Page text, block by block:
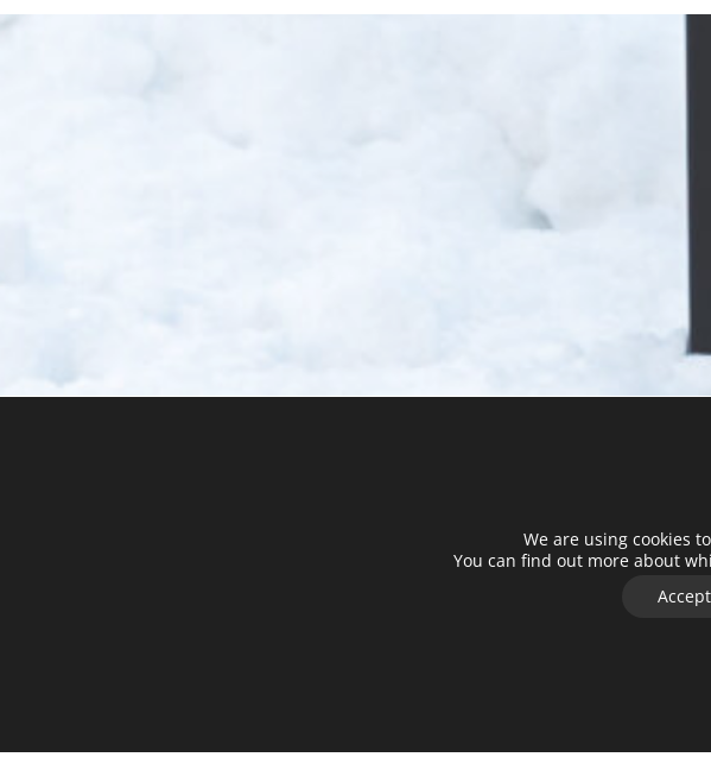
Prototyper som kombinerade EV-laddning
We are using cookies
You can find out more about
Accept